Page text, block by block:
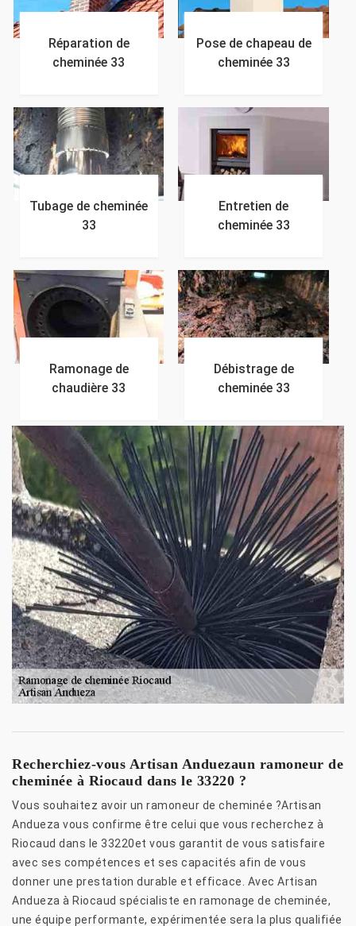
Réparation de
cheminée 33
Pose de chapeau de
cheminée 33
Tubage de cheminée
33
Entretien de
cheminée 33
Ramonage de
chaudière 33
Débistrage de
cheminée 33
Recherchiez-vous Artisan Anduezaun ramoneur de
cheminée à Riocaud dans le 33220 ?
Vous souhaitez avoir un ramoneur de cheminée ?Artisan
Andueza vous confirme être celui que vous recherchez à
Riocaud dans le 33220et vous garantit de vous satisfaire
avec ses compétences et ses capacités afin de vous
donner une prestation durable et efficace. Avec Artisan
Andueza à Riocaud spécialiste en ramonage de cheminée,
une équipe performante, expérimentée sera la plus qualifiée